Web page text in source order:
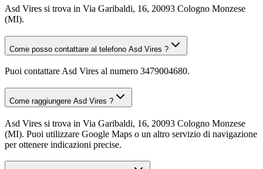
Asd Vires si trova in Via Garibaldi, 16, 20093 Cologno Monzese
(MI).
Come posso contattare al telefono Asd Vires ?
Puoi contattare Asd Vires al numero 3479004680.
Come raggiungere Asd Vires ?
Asd Vires si trova in Via Garibaldi, 16, 20093 Cologno Monzese
(MI). Puoi utilizzare Google Maps o un altro servizio di navigazione
per ottenere indicazioni precise.